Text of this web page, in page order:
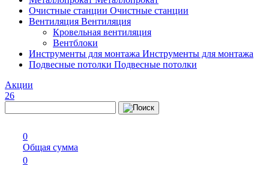
Очистные станции Очистные станции
Вентиляция Вентиляция
Кровельная вентиляция
Вентблоки
Инструменты для монтажа Инструменты для монтажа
Подвесные потолки Подвесные потолки
Акции
26
0
Общая сумма
0